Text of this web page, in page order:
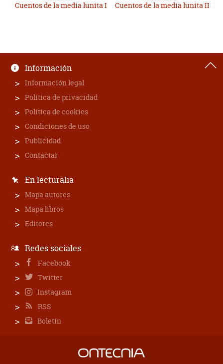
Cuentos de la media lunita I Cuentos de la media lunita II
Información
Información legal
Política de privacidad
Política de cookies
Condiciones de uso
Publicidad
Contactar
En lecturalia
Mapa autores
Mapa libros
Editores
Redes sociales
Facebook
Twitter
Instagram
RSS
Boletín